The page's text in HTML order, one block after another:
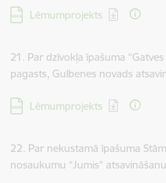
Lejupielādēt:
Lēmumprojekts
21. Par dzīvokļa īpašuma
pagasts, Gulbenes novads
Lejupielādēt:
Lēmumprojekts
22. Par nekustamā īpašuma
nosaukumu “Jumis” atsavināšanu